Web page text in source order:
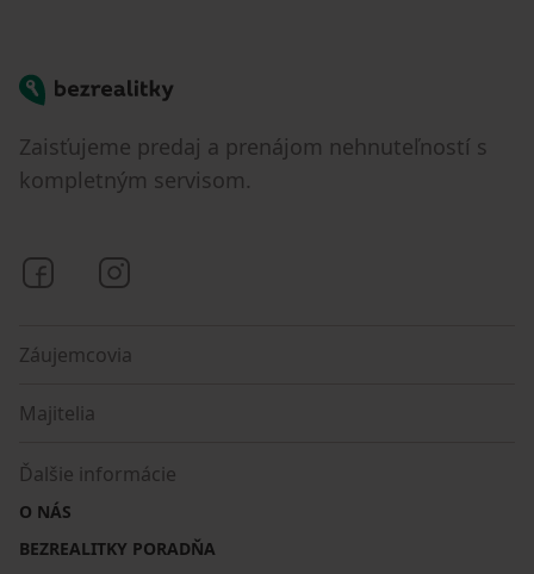
Bezrealitky
Zaisťujeme predaj a prenájom nehnuteľností s
kompletným servisom.
Bezrealitky na Facebooku
Záujemcovia
Majitelia
Ďalšie informácie
O NÁS
BEZREALITKY PORADŇA